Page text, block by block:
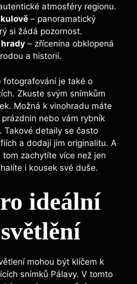
atmosféry regionu.
– panoramatický
si žádá pozornost.
– zřícenina obklopená
a historií.
fotografování je také o
Zkuste svým snímkům
Možná k vinohradu máte
nebo vám rybník
Takové detaily se často
a dodají jim originalitu. A
tom zachytíte více než jen
i kousek své duše.
ideální
mohou být klíčem k
snímků Pálavy. V tomto